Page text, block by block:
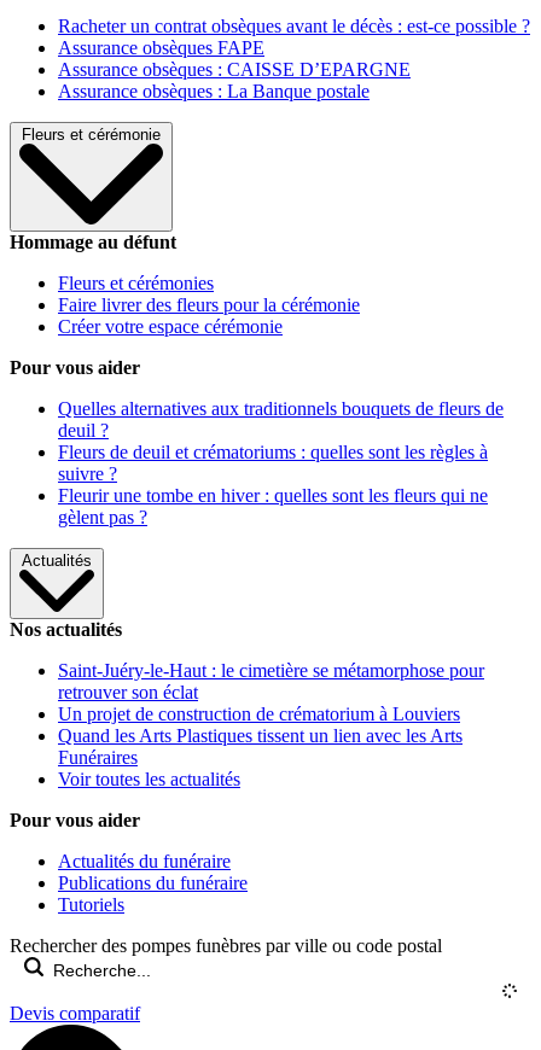
Racheter un contrat obsèques avant le décès : est-ce possible ?
Assurance obsèques FAPE
Assurance obsèques : CAISSE D’EPARGNE
Assurance obsèques : La Banque postale
Fleurs et cérémonie
Hommage au défunt
Fleurs et cérémonies
Faire livrer des fleurs pour la cérémonie
Créer votre espace cérémonie
Pour vous aider
Quelles alternatives aux traditionnels bouquets de fleurs de
deuil ?
Fleurs de deuil et crématoriums : quelles sont les règles à
suivre ?
Fleurir une tombe en hiver : quelles sont les fleurs qui ne
gèlent pas ?
Actualités
Nos actualités
Saint-Juéry-le-Haut : le cimetière se métamorphose pour
retrouver son éclat
Un projet de construction de crématorium à Louviers
Quand les Arts Plastiques tissent un lien avec les Arts
Funéraires
Voir toutes les actualités
Pour vous aider
Actualités du funéraire
Publications du funéraire
Tutoriels
Rechercher des pompes funèbres par ville ou code postal
Devis comparatif